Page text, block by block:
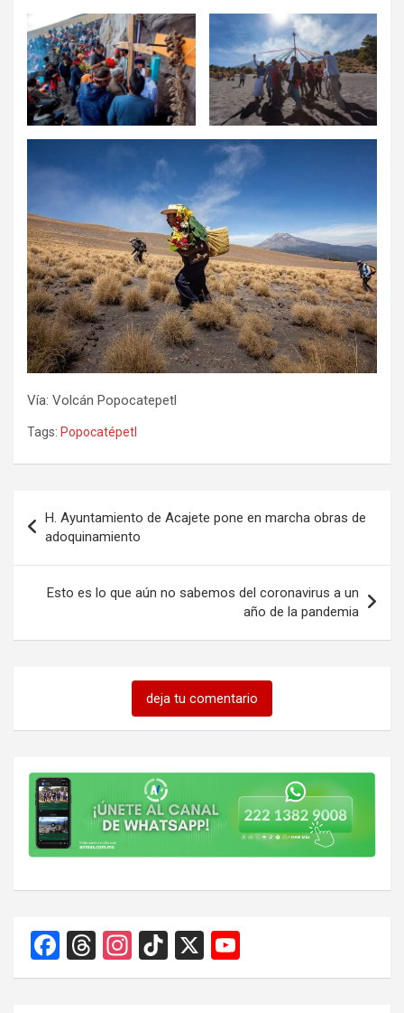
Vía: Volcán Popocatepetl
Tags: Popocatépetl
de
entradas
H. Ayuntamiento de Acajete pone en marcha obras de
adoquinamiento
Esto es lo que aún no sabemos del coronavirus a un
año de la pandemia
deja tu comentario
F
a
T
hr
In
st
Ti
k
X
o